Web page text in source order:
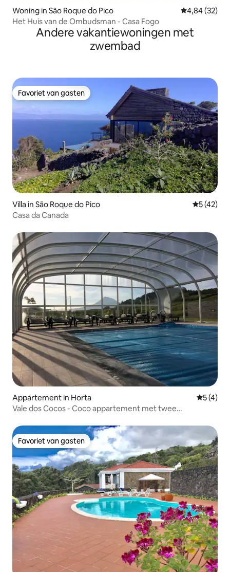
Woning in São Roque do Pico Gemiddelde
4,84 (32)
Het Huis van de Ombudsman - Casa Fogo
Andere vakantiewoningen met
zwembad
Favoriet van gasten
Favoriet van gasten
Villa in São Roque do Pico
5 (42)
Casa da Canada
Appartement in Horta
5 (4)
Vale dos Cocos - Coco appartement met twee
Favoriet van gasten
Favoriet van gasten